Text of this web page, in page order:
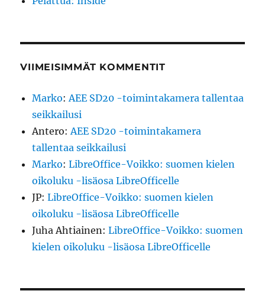
VIIMEISIMMÄT KOMMENTIT
Marko:AEE SD20 -toimintakamera tallentaa
seikkailusi
Antero:AEE SD20 -toimintakamera
tallentaa seikkailusi
Marko:LibreOffice-Voikko: suomen kielen
oikoluku -lisäosa LibreOfficelle
JP:LibreOffice-Voikko: suomen kielen
oikoluku -lisäosa LibreOfficelle
Juha Ahtiainen:LibreOffice-Voikko: suomen
kielen oikoluku -lisäosa LibreOfficelle